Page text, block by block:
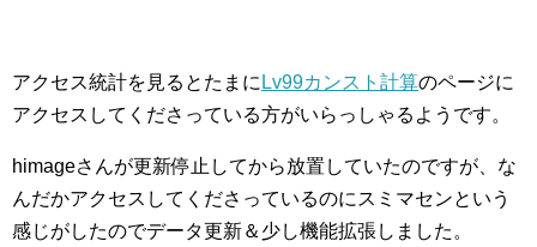
アクセス統計を見るとたまに Lv99カンスト計算のページに
アクセスしてくださっている方がいらっしゃるようです。
himageさんが更新停止してから放置していたのですが、な
んだかアクセスしてくださっているのにスミマセンという
感じがしたのでデータ更新＆少し機能拡張しました。